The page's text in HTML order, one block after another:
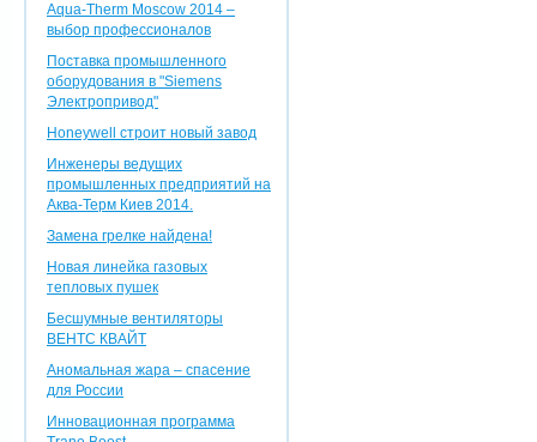
Aqua-Therm Moscow 2014 –
выбор профессионалов
Поставка промышленного
оборудования в "Siemens
Электропривод"
Honeywell строит новый завод
Инженеры ведущих
промышленных предприятий на
Аква-Терм Киев 2014.
Замена грелке найдена!
Новая линейка газовых
тепловых пушек
Бесшумные вентиляторы
ВЕНТС КВАЙТ
Аномальная жара – спасение
для России
Инновационная программа